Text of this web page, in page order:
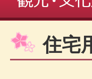
住宅